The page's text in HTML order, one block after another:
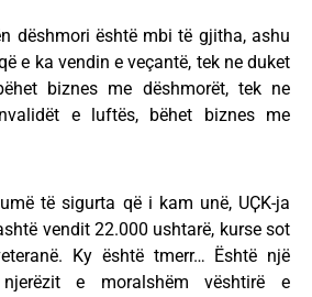
dëshmori është mbi të gjitha, ashu
e ka vendin e veçantë, tek ne duket
biznes me dëshmorët, tek ne
e luftës, bëhet biznes me
të sigurta që i kam unë, UҪK-ja
vendit 22.000 ushtarë, kurse sot
Ky është tmerr… Është një
e moralshëm vështirë e